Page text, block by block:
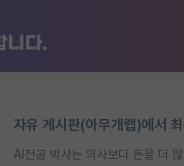
자유 게시판(아무개랩)에서
AI전공 박사는 의사보다 돈을 더